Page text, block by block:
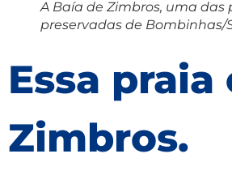
A Baía de Zimbros, uma das
preservadas de Bombinhas/
Essa praia
Zimbros.